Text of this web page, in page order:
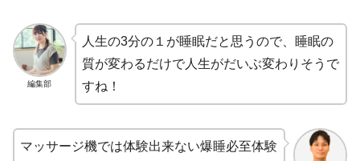
編集部
人生の3分の１が睡眠だと思うので、睡眠の
質が変わるだけで人生がだいぶ変わりそうで
すね！
マッサージ機では体験出来ない爆睡必至体験